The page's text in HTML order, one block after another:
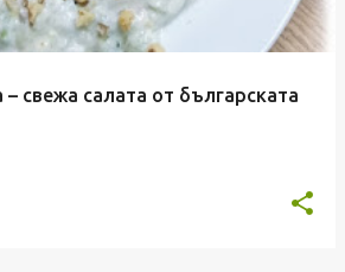
свежа салата от българската